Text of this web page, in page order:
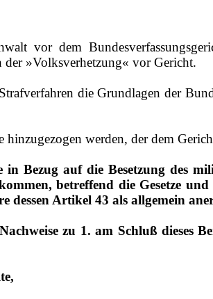
vor dem
der »Volksverhetzung« vor Gericht.
die Grundlagen der
werden, der dem
Bezug auf die Besetzung des
betreffend die Gesetze
Artikel 43 als allgemein
zu 1. am Schluß